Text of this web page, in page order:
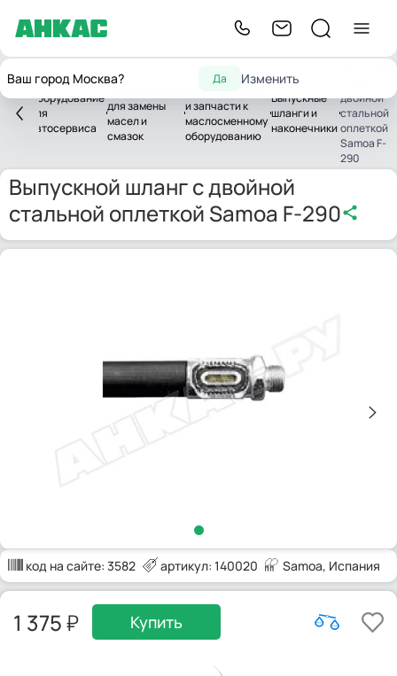
Ваш город Москва? Да Изменить
Оборудование
для
автосервиса
для замены
масел и
смазок
и запчасти к
маслосменному
оборудованию
Выпускные
шланги и
наконечники
двойной
стальной
оплеткой
Samoa F-
290
Выпускной шланг с двойной
стальной оплеткой Samoa F-290
код на сайте: 3582 артикул: 140020 Samoa, Испания
1 375 Купить